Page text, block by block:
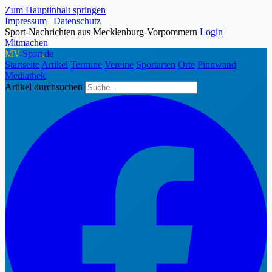
Zum Hauptinhalt springen
Impressum | Datenschutz
Sport-Nachrichten aus Mecklenburg-Vorpommern Login |
Mitmachen
MV-Sport.de
Startseite Artikel Termine Vereine Sportarten Orte Pinnwand
Mediathek
Artikel durchsuchen